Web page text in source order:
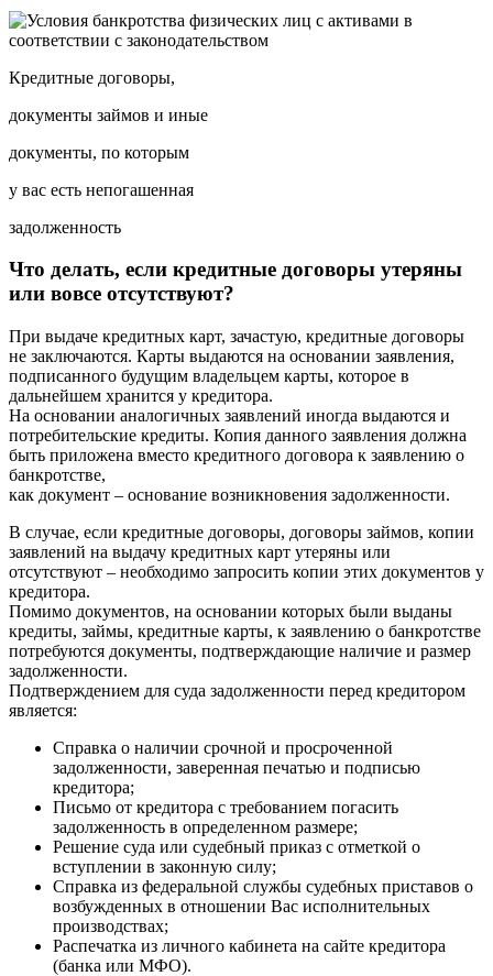
Кредитные договоры,
документы займов и иные
документы, по которым
у вас есть непогашенная
задолженность
Что делать, если кредитные договоры утеряны
или вовсе отсутствуют?
При выдаче кредитных карт, зачастую, кредитные договоры
не заключаются. Карты выдаются на основании заявления,
подписанного будущим владельцем карты, которое в
дальнейшем хранится у кредитора.
На основании аналогичных заявлений иногда выдаются и
потребительские кредиты. Копия данного заявления должна
быть приложена вместо кредитного договора к заявлению о
банкротстве,
как документ – основание возникновения задолженности.
В случае, если кредитные договоры, договоры займов, копии
заявлений на выдачу кредитных карт утеряны или
отсутствуют – необходимо запросить копии этих документов у
кредитора.
Помимо документов, на основании которых были выданы
кредиты, займы, кредитные карты, к заявлению о банкротстве
потребуются документы, подтверждающие наличие и размер
задолженности.
Подтверждением для суда задолженности перед кредитором
является:
Справка о наличии срочной и просроченной
задолженности, заверенная печатью и подписью
кредитора;
Письмо от кредитора с требованием погасить
задолженность в определенном размере;
Решение суда или судебный приказ с отметкой о
вступлении в законную силу;
Справка из федеральной службы судебных приставов о
возбужденных в отношении Вас исполнительных
производствах;
Распечатка из личного кабинета на сайте кредитора
(банка или МФО).